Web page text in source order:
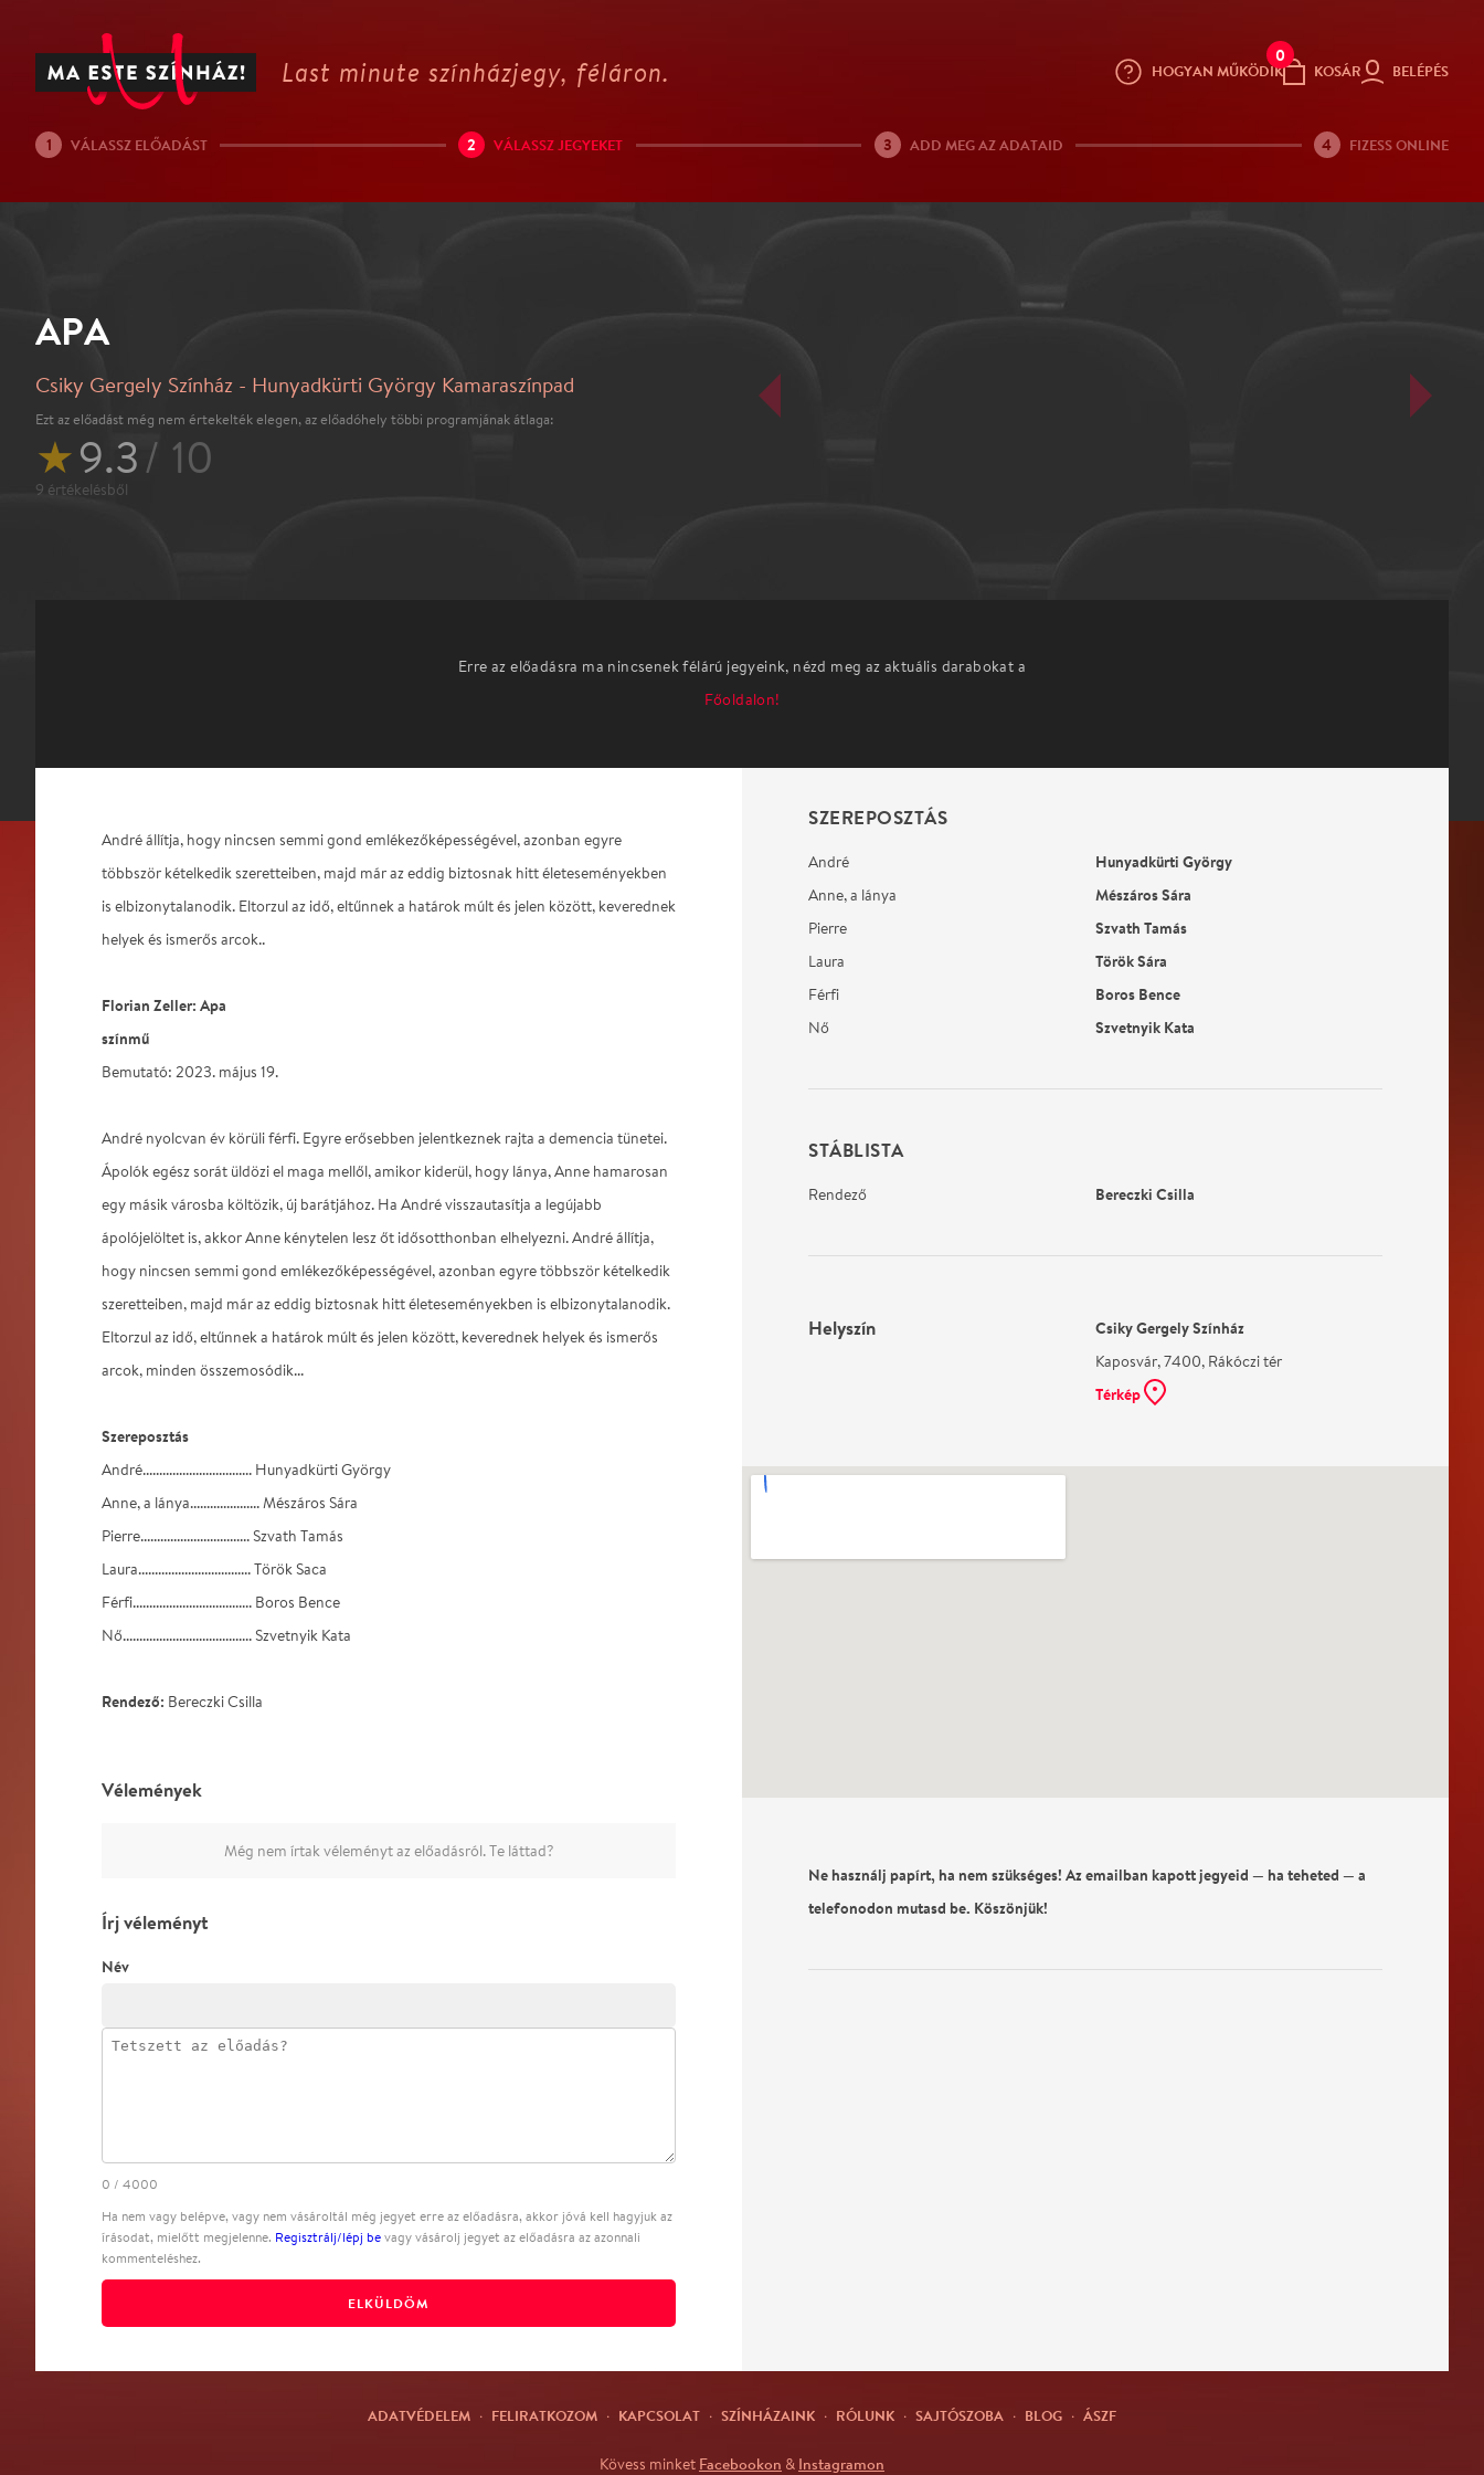
Last minute színházjegy, féláron. HOGYAN MŰKÖDIK
0
KOSÁR BELÉPÉS
1 VÁLASSZ ELŐADÁST 2 VÁLASSZ JEGYEKET 3 ADD MEG AZ ADATAID 4 FIZESS ONLINE
APA
Csiky Gergely Színház - Hunyadkürti György Kamaraszínpad
Ezt az előadást még nem értekelték elegen, az előadóhely többi programjának átlaga:
★9.3/ 10
9 értékelésből
Erre az előadásra ma nincsenek félárú jegyeink, nézd meg az aktuális darabokat a
Főoldalon!
André állítja, hogy nincsen semmi gond emlékezőképességével, azonban egyre
többször kételkedik szeretteiben, majd már az eddig biztosnak hitt életeseményekben
is elbizonytalanodik. Eltorzul az idő, eltűnnek a határok múlt és jelen között, keverednek
helyek és ismerős arcok..
Florian Zeller: Apa
színmű
Bemutató: 2023. május 19.
André nyolcvan év körüli férfi. Egyre erősebben jelentkeznek rajta a demencia tünetei.
Ápolók egész sorát üldözi el maga mellől, amikor kiderül, hogy lánya, Anne hamarosan
egy másik városba költözik, új barátjához. Ha André visszautasítja a legújabb
ápolójelöltet is, akkor Anne kénytelen lesz őt idősotthonban elhelyezni. André állítja,
hogy nincsen semmi gond emlékezőképességével, azonban egyre többször kételkedik
szeretteiben, majd már az eddig biztosnak hitt életeseményekben is elbizonytalanodik.
Eltorzul az idő, eltűnnek a határok múlt és jelen között, keverednek helyek és ismerős
arcok, minden összemosódik...
Szereposztás
André................................. Hunyadkürti György
Anne, a lánya..................... Mészáros Sára
Pierre................................. Szvath Tamás
Laura.................................. Török Saca
Férfi.................................... Boros Bence
Nő....................................... Szvetnyik Kata
Rendező: Bereczki Csilla
SZEREPOSZTÁS
André Hunyadkürti György
Anne, a lánya Mészáros Sára
Pierre Szvath Tamás
Laura Török Sára
Férfi Boros Bence
Nő Szvetnyik Kata
STÁBLISTA
Rendező Bereczki Csilla
Helyszín Csiky Gergely Színház
Kaposvár, 7400, Rákóczi tér
Térkép
Ne használj papírt, ha nem szükséges! Az emailban kapott jegyeid — ha teheted — a
telefonodon mutasd be. Köszönjük!
Vélemények
Még nem írtak véleményt az előadásról. Te láttad?
Írj véleményt
Név
0 / 4000
Ha nem vagy belépve, vagy nem vásároltál még jegyet erre az előadásra, akkor jóvá kell hagyjuk az
írásodat, mielőtt megjelenne. Regisztrálj/lépj be vagy vásárolj jegyet az előadásra az azonnali
kommenteléshez.
ELKÜLDÖM
ADATVÉDELEM · FELIRATKOZOM · KAPCSOLAT · SZÍNHÁZAINK · RÓLUNK · SAJTÓSZOBA · BLOG · ÁSZF
Kövess minket Facebookon & Instagramon